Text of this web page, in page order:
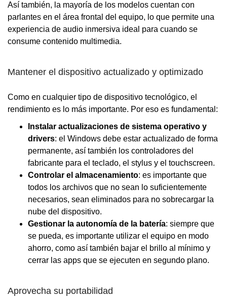
Así también, la mayoría de los modelos cuentan con
parlantes en el área frontal del equipo, lo que permite una
experiencia de audio inmersiva ideal para cuando se
consume contenido multimedia.
Mantener el dispositivo actualizado y optimizado
Como en cualquier tipo de dispositivo tecnológico, el
rendimiento es lo más importante. Por eso es fundamental:
Instalar actualizaciones de sistema operativo y
drivers: el Windows debe estar actualizado de forma
permanente, así también los controladores del
fabricante para el teclado, el stylus y el touchscreen.
Controlar el almacenamiento: es importante que
todos los archivos que no sean lo suficientemente
necesarios, sean eliminados para no sobrecargar la
nube del dispositivo.
Gestionar la autonomía de la batería: siempre que
se pueda, es importante utilizar el equipo en modo
ahorro, como así también bajar el brillo al mínimo y
cerrar las apps que se ejecuten en segundo plano.
Aprovecha su portabilidad